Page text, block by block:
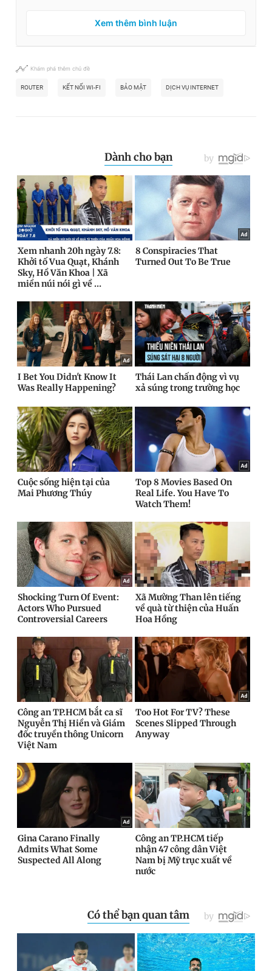
Xem thêm bình luận
Khám phá thêm chủ đề
ROUTER KẾT NỐI WI-FI BẢO MẬT DỊCH VỤ INTERNET